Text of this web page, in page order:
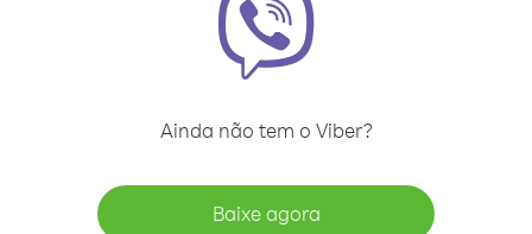
Ainda não tem o Viber?
Baixe agora